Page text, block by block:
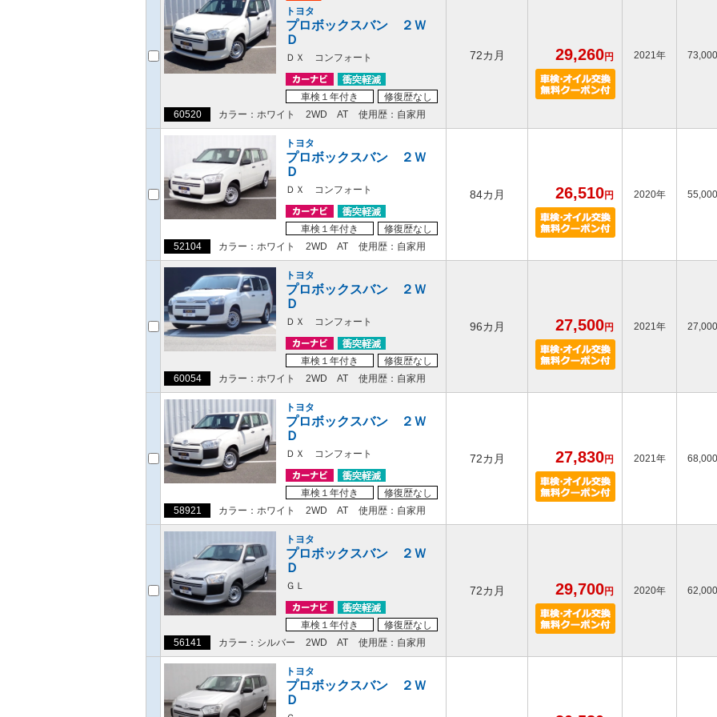
トヨタ
プロボックスバン ２Ｗ
Ｄ
ＤＸ コンフォート
車検１年付き
修復歴なし
60520
カラー：ホワイト 2WD AT 使用歴：自家用
72カ月 29,260円 2021年
トヨタ
プロボックスバン ２Ｗ
Ｄ
ＤＸ コンフォート
車検１年付き
修復歴なし
52104
カラー：ホワイト 2WD AT 使用歴：自家用
84カ月 26,510円 2020年
トヨタ
プロボックスバン ２Ｗ
Ｄ
ＤＸ コンフォート
車検１年付き
修復歴なし
60054
カラー：ホワイト 2WD AT 使用歴：自家用
96カ月 27,500円 2021年
トヨタ
プロボックスバン ２Ｗ
Ｄ
ＤＸ コンフォート
車検１年付き
修復歴なし
58921
カラー：ホワイト 2WD AT 使用歴：自家用
72カ月 27,830円 2021年
トヨタ
プロボックスバン ２Ｗ
Ｄ
ＧＬ
車検１年付き
修復歴なし
56141
カラー：シルバー 2WD AT 使用歴：自家用
72カ月 29,700円 2020年
トヨタ
プロボックスバン ２Ｗ
Ｄ